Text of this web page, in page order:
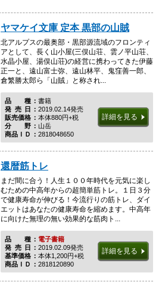
ヤマケイ文庫 定本 黒部の山賊
北アルプスの最奥部・黒部源流域のフロンティ
アとして、長く山小屋(三俣山荘、雲ノ平山荘、
水晶小屋、湯俣山荘)の経営に携わってきた伊藤
正一と、遠山富士弥、遠山林平、鬼窪善一郎、
倉繁勝太郎ら「山賊」と称され...
品種書籍
発売日 2019.02.14発売
販売価格
本体880円+税
分野山岳
商品ＩＤ
2818048650
詳細を見る
還暦筋トレ
まだ間に合う！人生１００年時代を元気に楽し
むための中高年からの超簡単筋トレ。１日３分
で健康寿命が伸びる！今流行りの筋トレ、ダイ
エットはあなたの健康寿命を縮めます。中高年
に向けた無理の無い効果的な筋肉ト...
品種電子書籍
発売日 2019.02.09発売
基準価格
本体1,200円+税
商品ＩＤ
2818120890
詳細を見る